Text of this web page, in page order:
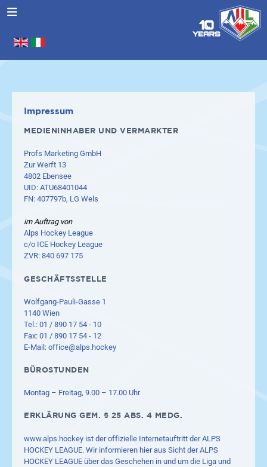
Sprache auswählen
Impressum
MEDIENINHABER UND VERMARKTER
Profs Marketing GmbH
Zur Werft 13
4802 Ebensee
UID: ATU68401044
FN: 407797b, LG Wels
im Auftrag von
Alps Hockey League
c/o ICE Hockey League
ZVR: 840 697 175
GESCHÄFTSSTELLE
Wolfgang-Pauli-Gasse 1
1140 Wien
Tel.: 01 / 890 17 54 - 10
Fax: 01 / 890 17 54 - 12
E-Mail: office@alps.hockey
BÜROSTUNDEN
Montag – Freitag, 9.00 – 17.00 Uhr
ERKLÄRUNG GEM. § 25 ABS. 4 MEDG.
www.alps.hockey ist der offizielle Internetauftritt der ALPS
HOCKEY LEAGUE. Wir informieren hier aus Sicht der ALPS
HOCKEY LEAGUE über das Geschehen in und um die Liga und